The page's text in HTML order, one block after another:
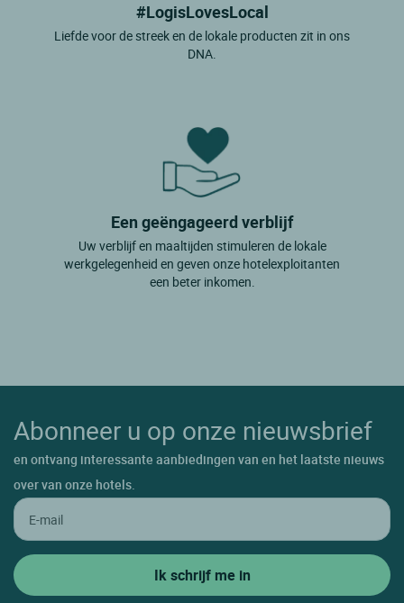
#LogisLovesLocal
Liefde voor de streek en de lokale producten zit in ons
DNA.
Een geëngageerd verblijf
Uw verblijf en maaltijden stimuleren de lokale
werkgelegenheid en geven onze hotelexploitanten
een beter inkomen.
Abonneer u op onze nieuwsbrief
en ontvang interessante aanbiedingen van en het laatste nieuws
over van onze hotels.